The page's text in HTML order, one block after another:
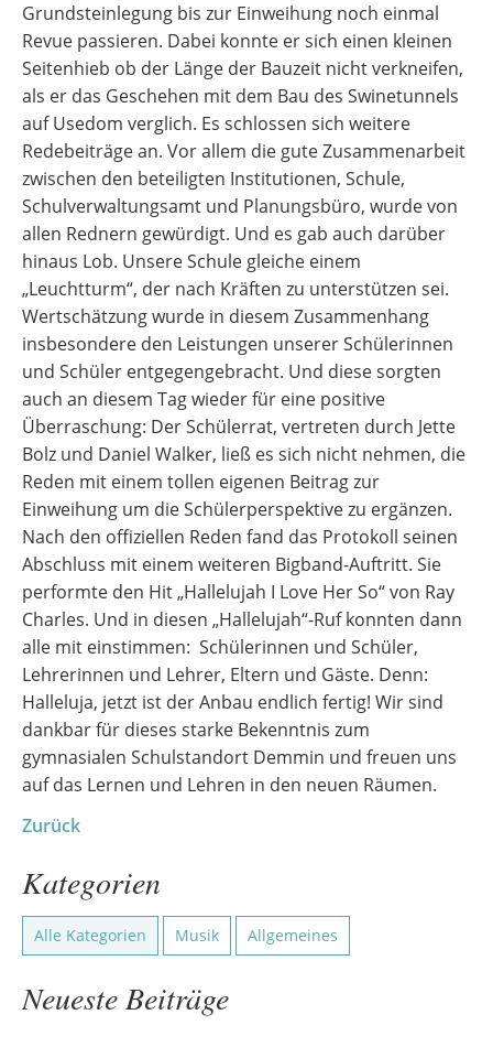
Grundsteinlegung bis zur Einweihung noch einmal
Revue passieren. Dabei konnte er sich einen kleinen
Seitenhieb ob der Länge der Bauzeit nicht verkneifen,
als er das Geschehen mit dem Bau des Swinetunnels
auf Usedom verglich. Es schlossen sich weitere
Redebeiträge an. Vor allem die gute Zusammenarbeit
zwischen den beteiligten Institutionen, Schule,
Schulverwaltungsamt und Planungsbüro, wurde von
allen Rednern gewürdigt. Und es gab auch darüber
hinaus Lob. Unsere Schule gleiche einem
„Leuchtturm“, der nach Kräften zu unterstützen sei.
Wertschätzung wurde in diesem Zusammenhang
insbesondere den Leistungen unserer Schülerinnen
und Schüler entgegengebracht. Und diese sorgten
auch an diesem Tag wieder für eine positive
Überraschung: Der Schülerrat, vertreten durch Jette
Bolz und Daniel Walker, ließ es sich nicht nehmen, die
Reden mit einem tollen eigenen Beitrag zur
Einweihung um die Schülerperspektive zu ergänzen.
Nach den offiziellen Reden fand das Protokoll seinen
Abschluss mit einem weiteren Bigband-Auftritt. Sie
performte den Hit „Hallelujah I Love Her So“ von Ray
Charles. Und in diesen „Hallelujah“-Ruf konnten dann
alle mit einstimmen: Schülerinnen und Schüler,
Lehrerinnen und Lehrer, Eltern und Gäste. Denn:
Halleluja, jetzt ist der Anbau endlich fertig! Wir sind
dankbar für dieses starke Bekenntnis zum
gymnasialen Schulstandort Demmin und freuen uns
auf das Lernen und Lehren in den neuen Räumen.
Zurück
Kategorien
Alle Kategorien Musik Allgemeines
Neueste Beiträge